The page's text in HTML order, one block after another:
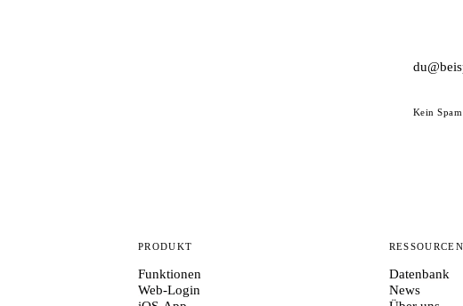
Kein Spam
PRODUKT
Funktionen
Web-Login
RESSOURCEN
Datenbank
News